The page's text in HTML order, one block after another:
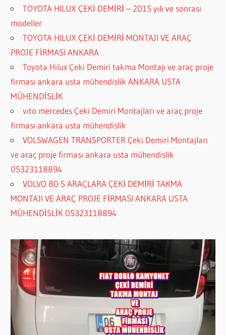
TOYOTA HILUX ÇEKİ DEMİRİ – 2015 yılı ve sonrası
modeller
TOYOTA HILUX ÇEKİ DEMİRİ MONTAJI VE ARAÇ
PROJE FİRMASI ANKARA
Toyota Hılux Çeki Demiri takma Montajı ve araç proje
firması ankara usta mühendislik ANKARA USTA
MÜHENDİSLİK
vıto mercedes Çeki Demiri Montajları ve araç proje
firması ankara usta mühendislik
VOLSWAGEN TRANSPORTER Çeki Demiri Montajları
ve araç proje firması ankara usta mühendislik
05323118894
VOLVO 80 S ARAÇLARA ÇEKİ DEMİRİ TAKMA
MONTAJI VE ARAÇ PROJE FİRMASI ANKARA USTA
MÜHENDİSLİK 05323118894